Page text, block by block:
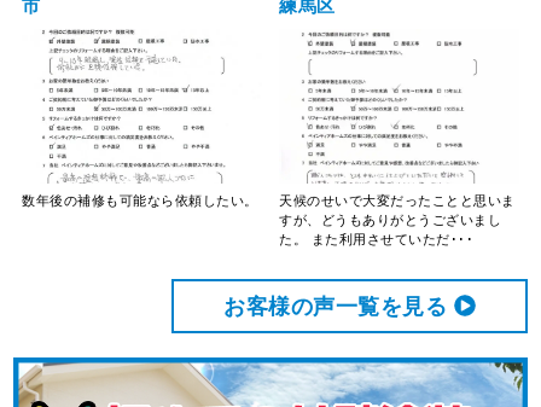
数年後の補修も可能なら依頼したい。
天候のせいで大変だったことと思いま
すが、どうもありがとうございまし
た。 また利用させていただ･･･
お客様の声⼀覧を⾒る